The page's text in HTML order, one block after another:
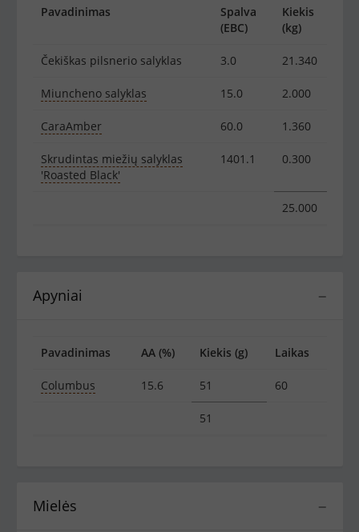
Pavadinimas
Spalva
(EBC)
Kiekis
(kg)
Čekiškas pilsnerio salyklas 3.0 21.340
Miuncheno salyklas 15.0 2.000
CaraAmber 60.0 1.360
Skrudintas miežių salyklas
'Roasted Black'
1401.1 0.300
25.000
−
Apyniai
Pavadinimas AA (%) Kiekis (g) Laikas
Columbus 15.6 51 60
51
−
Mielės